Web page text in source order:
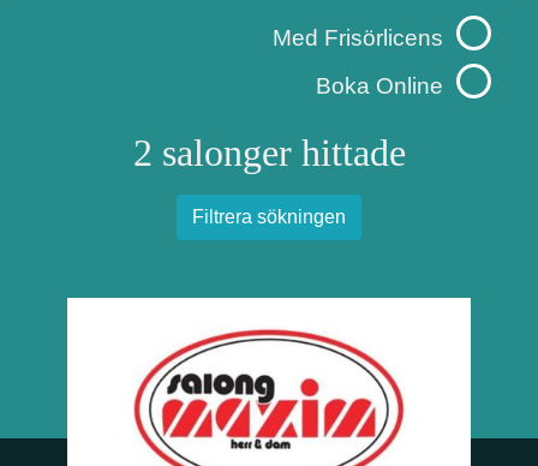
Med Frisörlicens
Boka Online
2 salonger hittade
Filtrera sökningen